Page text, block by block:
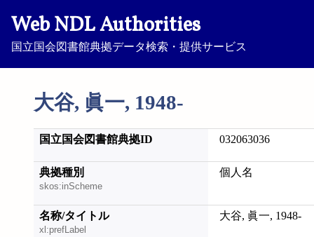
Web NDL Authorities
国立国会図書館典拠データ検索・提供サービス
大谷, 眞一, 1948-
国立国会図書館典拠ID 032063036
典拠種別
skos:inScheme
個人名
名称/タイトル
xl:prefLabel
大谷, 眞一, 1948-